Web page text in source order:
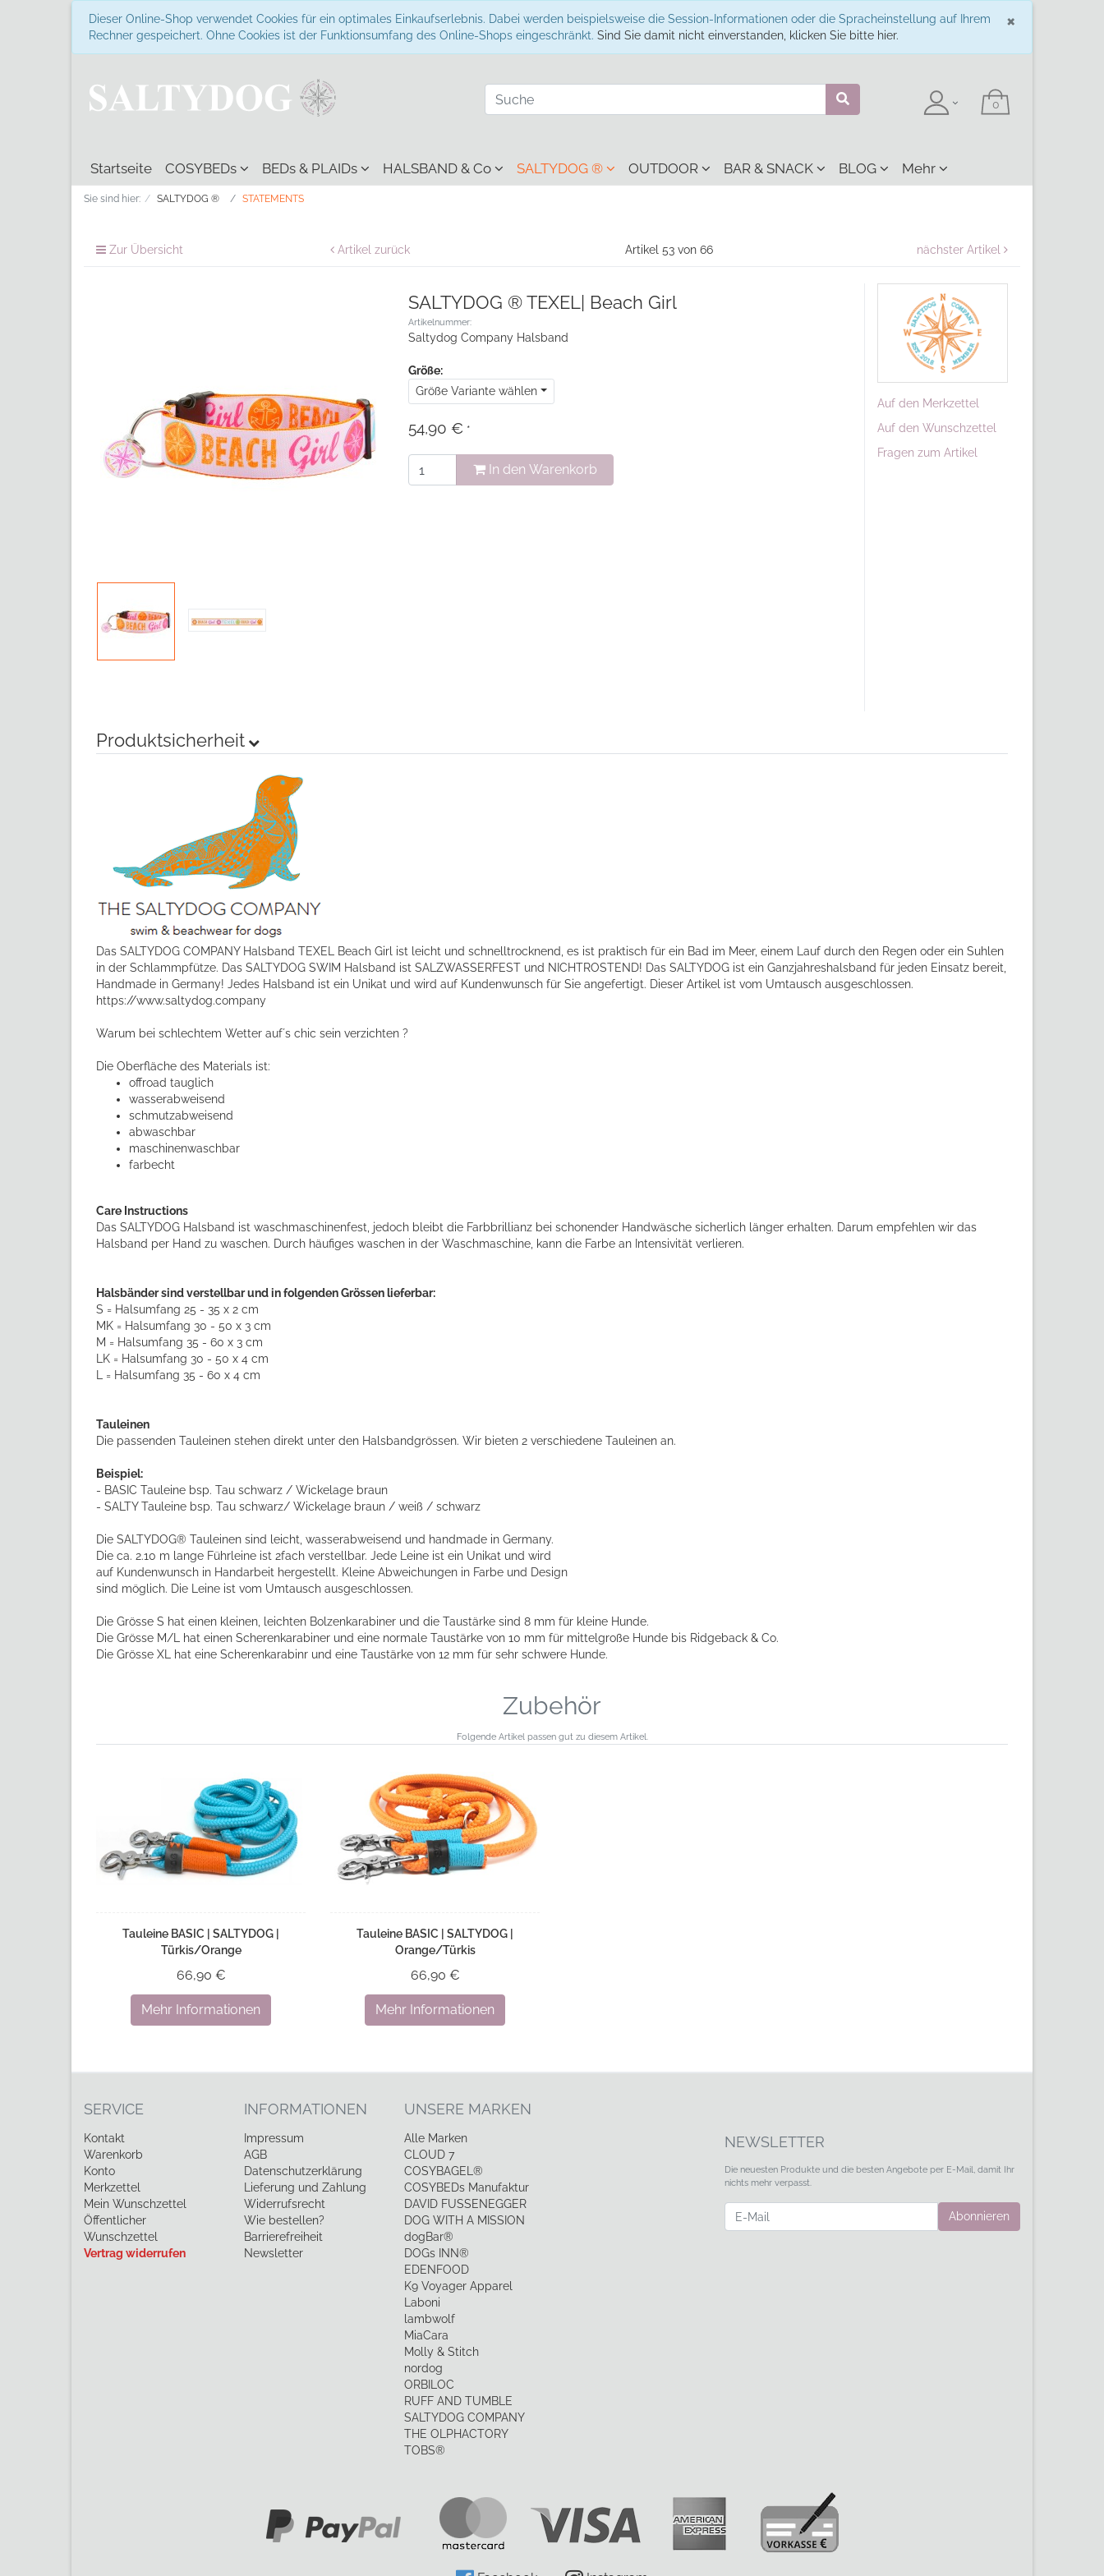
×
Dieser Online-Shop verwendet Cookies für ein optimales Einkaufserlebnis. Dabei werden beispielsweise die Session-Informationen oder die Spracheinstellung auf Ihrem
Rechner gespeichert. Ohne Cookies ist der Funktionsumfang des Online-Shops eingeschränkt. Sind Sie damit nicht einverstanden, klicken Sie bitte hier.
Startseite COSYBEDs BEDs & PLAIDs HALSBAND & Co SALTYDOG ® OUTDOOR BAR & SNACK BLOG Mehr
Sie sind hier: SALTYDOG ® STATEMENTS
Zur Übersicht Artikel zurück Artikel 53 von 66 nächster Artikel
SALTYDOG ® TEXEL| Beach Girl
Artikelnummer:
Saltydog Company Halsband
Größe:
Größe Variante wählen
54,90 € *
In den Warenkorb
Auf den Merkzettel
Auf den Wunschzettel
Fragen zum Artikel
Produktsicherheit
Das SALTYDOG COMPANY Halsband TEXEL Beach Girl ist leicht und schnelltrocknend, es ist praktisch für ein Bad im Meer, einem Lauf durch den Regen oder ein Suhlen
in der Schlammpfütze. Das SALTYDOG SWIM Halsband ist SALZWASSERFEST und NICHTROSTEND! Das SALTYDOG ist ein Ganzjahreshalsband für jeden Einsatz bereit,
Handmade in Germany! Jedes Halsband ist ein Unikat und wird auf Kundenwunsch für Sie angefertigt. Dieser Artikel ist vom Umtausch ausgeschlossen.
https://www.saltydog.company
Warum bei schlechtem Wetter auf´s chic sein verzichten ?
Die Oberfläche des Materials ist:
offroad tauglich
wasserabweisend
schmutzabweisend
abwaschbar
maschinenwaschbar
farbecht
Care Instructions
Das SALTYDOG Halsband ist waschmaschinenfest, jedoch bleibt die Farbbrillianz bei schonender Handwäsche sicherlich länger erhalten. Darum empfehlen wir das
Halsband per Hand zu waschen. Durch häufiges waschen in der Waschmaschine, kann die Farbe an Intensivität verlieren.
Halsbänder sind verstellbar und in folgenden Grössen lieferbar:
S = Halsumfang 25 - 35 x 2 cm
MK = Halsumfang 30 - 50 x 3 cm
M = Halsumfang 35 - 60 x 3 cm
LK = Halsumfang 30 - 50 x 4 cm
L = Halsumfang 35 - 60 x 4 cm
Tauleinen
Die passenden Tauleinen stehen direkt unter den Halsbandgrössen. Wir bieten 2 verschiedene Tauleinen an.
Beispiel:
- BASIC Tauleine bsp. Tau schwarz / Wickelage braun
- SALTY Tauleine bsp. Tau schwarz/ Wickelage braun / weiß / schwarz
Die SALTYDOG® Tauleinen sind leicht, wasserabweisend und handmade in Germany.
Die ca. 2.10 m lange Führleine ist 2fach verstellbar. Jede Leine ist ein Unikat und wird
auf Kundenwunsch in Handarbeit hergestellt. Kleine Abweichungen in Farbe und Design
sind möglich. Die Leine ist vom Umtausch ausgeschlossen.
Die Grösse S hat einen kleinen, leichten Bolzenkarabiner und die Taustärke sind 8 mm für kleine Hunde.
Die Grösse M/L hat einen Scherenkarabiner und eine normale Taustärke von 10 mm für mittelgroße Hunde bis Ridgeback & Co.
Die Grösse XL hat eine Scherenkarabinr und eine Taustärke von 12 mm für sehr schwere Hunde.
Zubehör
Folgende Artikel passen gut zu diesem Artikel.
Tauleine BASIC | SALTYDOG |
Türkis/Orange
66,90 €
Mehr Informationen
Tauleine BASIC | SALTYDOG |
Orange/Türkis
66,90 €
Mehr Informationen
SERVICE
Kontakt
Warenkorb
Konto
Merkzettel
Mein Wunschzettel
Öffentlicher
Wunschzettel
Vertrag widerrufen
INFORMATIONEN
Impressum
AGB
Datenschutzerklärung
Lieferung und Zahlung
Widerrufsrecht
Wie bestellen?
Barrierefreiheit
Newsletter
UNSERE MARKEN
Alle Marken
CLOUD 7
COSYBAGEL®
COSYBEDs Manufaktur
DAVID FUSSENEGGER
DOG WITH A MISSION
dogBar®
DOGs INN®
EDENFOOD
K9 Voyager Apparel
Laboni
lambwolf
MiaCara
Molly & Stitch
nordog
ORBILOC
RUFF AND TUMBLE
SALTYDOG COMPANY
THE OLPHACTORY
TOBS®
NEWSLETTER
Die neuesten Produkte und die besten Angebote per E-Mail, damit Ihr
nichts mehr verpasst.
Newsletter Abonnieren